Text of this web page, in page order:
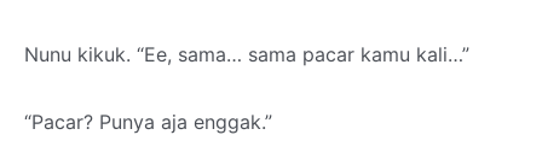
Nunu kikuk. “Ee, sama… sama pacar kamu kali…”
“Pacar? Punya aja enggak.”